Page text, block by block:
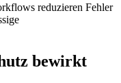
reduzieren Fehler
bewirkt